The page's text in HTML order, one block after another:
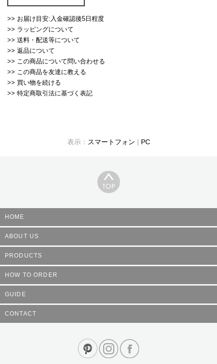
>> お届け目安:入金確認後5日程度
>> ラッピングについて
>> 送料・配送等について
>> 返品について
>> この商品について問い合わせる
>> この商品を友達に教える
>> 買い物を続ける
>> 特定商取引法に基づく表記
表示： スマートフォン | PC
HOME
ABOUT US
PRODUCTS
HOW TO ORDER
GUIDE
CONTACT